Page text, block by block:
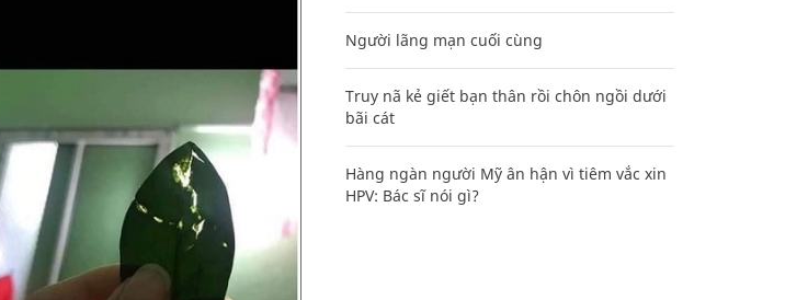
Người lãng mạn cuối cùng
Truy nã kẻ giết bạn thân rồi chôn ngồi dưới
bãi cát
Hàng ngàn người Mỹ ân hận vì tiêm vắc xin
HPV: Bác sĩ nói gì?